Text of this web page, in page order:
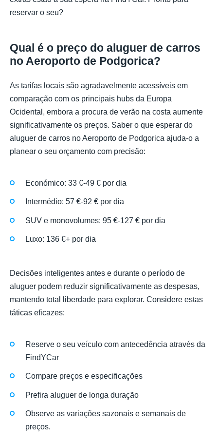
reservar o seu?
Qual é o preço do aluguer de carros
no Aeroporto de Podgorica?
As tarifas locais são agradavelmente acessíveis em
comparação com os principais hubs da Europa
Ocidental, embora a procura de verão na costa aumente
significativamente os preços. Saber o que esperar do
aluguer de carros no Aeroporto de Podgorica ajuda-o a
planear o seu orçamento com precisão:
Económico: 33 €-49 € por dia
Intermédio: 57 €-92 € por dia
SUV e monovolumes: 95 €-127 € por dia
Luxo: 136 €+ por dia
Decisões inteligentes antes e durante o período de
aluguer podem reduzir significativamente as despesas,
mantendo total liberdade para explorar. Considere estas
táticas eficazes:
Reserve o seu veículo com antecedência através da
FindYCar
Compare preços e especificações
Prefira aluguer de longa duração
Observe as variações sazonais e semanais de
preços.